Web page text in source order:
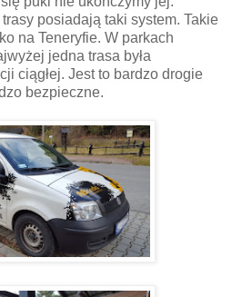
posiadają taki system. Takie
na Teneryfie. W parkach
jedna trasa była
ciągłej. Jest to bardzo drogie
bezpieczne.